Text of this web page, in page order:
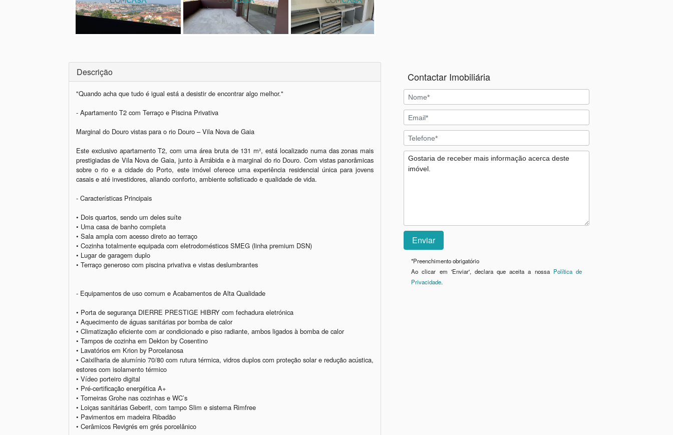
Descrição
"Quando acha que tudo é igual está a desistir de encontrar algo melhor."
- Apartamento T2 com Terraço e Piscina Privativa
Marginal do Douro vistas para o rio Douro – Vila Nova de Gaia
Este exclusivo apartamento T2, com uma área bruta de 131 m², está localizado numa das zonas mais
prestigiadas de Vila Nova de Gaia, junto à Arrábida e à marginal do rio Douro. Com vistas panorâmicas
sobre o rio e a cidade do Porto, este imóvel oferece uma experiência residencial única para jovens
casais e até investidores, aliando conforto, ambiente sofisticado e qualidade de vida.
- Características Principais
• Dois quartos, sendo um deles suíte
• Uma casa de banho completa
• Sala ampla com acesso direto ao terraço
• Cozinha totalmente equipada com eletrodomésticos SMEG (linha premium DSN)
• Lugar de garagem duplo
• Terraço generoso com piscina privativa e vistas deslumbrantes
- Equipamentos de uso comum e Acabamentos de Alta Qualidade
• Porta de segurança DIERRE PRESTIGE HIBRY com fechadura eletrónica
• Aquecimento de águas sanitárias por bomba de calor
• Climatização eficiente com ar condicionado e piso radiante, ambos ligados à bomba de calor
• Tampos de cozinha em Dekton by Cosentino
• Lavatórios em Krion by Porcelanosa
• Caixilharia de alumínio 70/80 com rutura térmica, vidros duplos com proteção solar e redução acústica,
estores com isolamento térmico
• Vídeo porteiro digital
• Pré-certificação energética A+
• Torneiras Grohe nas cozinhas e WC’s
• Loiças sanitárias Geberit, com tampo Slim e sistema Rimfree
• Pavimentos em madeira Ribadão
• Cerâmicos Revigrés em grés porcelânico
Contactar Imobiliária
*Preenchimento obrigatório
Ao clicar em 'Enviar', declara que aceita a nossa Política de
Privacidade.